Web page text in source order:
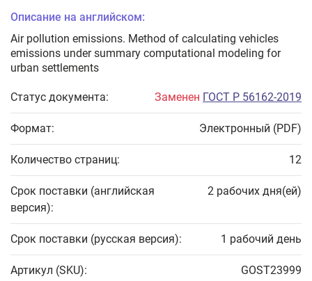
Описание на английском:
Air pollution emissions. Method of calculating vehicles
emissions under summary computational modeling for
urban settlements
Статус документа: Заменен ГОСТ Р 56162-2019
Формат: Электронный (PDF)
Количество страниц: 12
Срок поставки (английская
версия):
2 рабочих дня(ей)
Срок поставки (русская версия): 1 рабочий день
Артикул (SKU): GOST23999